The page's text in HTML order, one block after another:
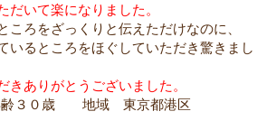
だいて楽になりました。
ころをざっくりと伝えただけなのに、
いるところをほぐしていただき驚きまし
きありがとうございました。
３０歳 地域 東京都港区